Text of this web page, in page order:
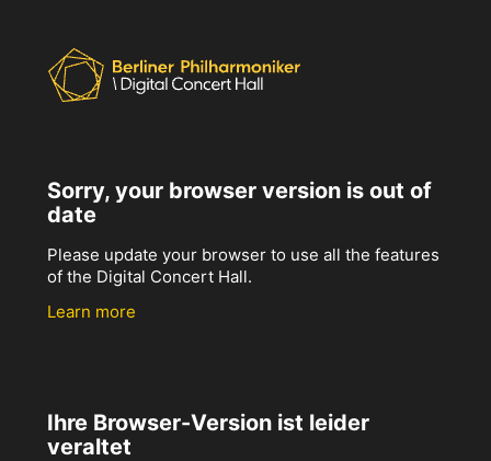
Sorry, your browser version is out of
date
Please update your browser to use all the features
of the Digital Concert Hall.
Learn more
Ihre Browser-Version ist leider
veraltet